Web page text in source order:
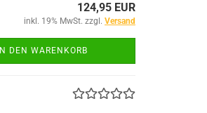
124,95 EUR
inkl. 19% MwSt. zzgl. Versand
IN DEN WARENKORB